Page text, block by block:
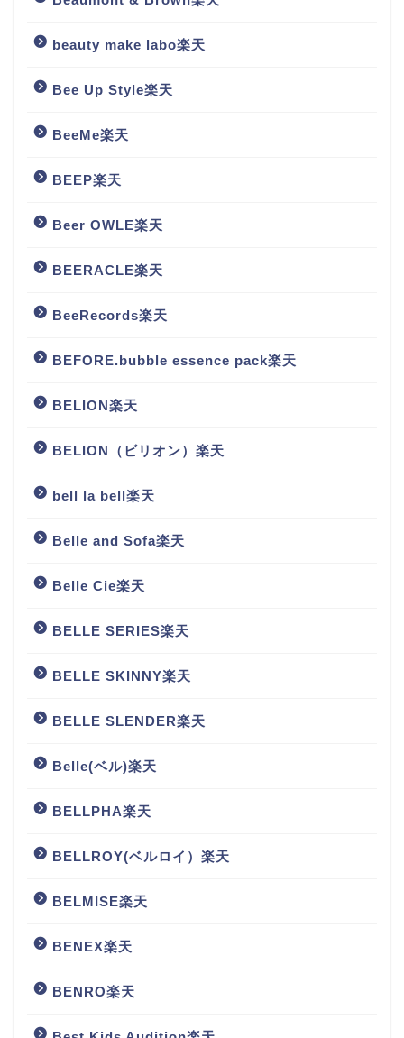
beauty make labo楽天
Bee Up Style楽天
BeeMe楽天
BEEP楽天
Beer OWLE楽天
BEERACLE楽天
BeeRecords楽天
BEFORE.bubble essence pack楽天
BELION楽天
BELION（ビリオン）楽天
bell la bell楽天
Belle and Sofa楽天
Belle Cie楽天
BELLE SERIES楽天
BELLE SKINNY楽天
BELLE SLENDER楽天
Belle(ベル)楽天
BELLPHA楽天
BELLROY(ベルロイ）楽天
BELMISE楽天
BENEX楽天
BENRO楽天